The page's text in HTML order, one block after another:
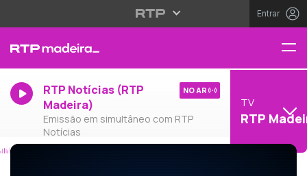
Entrar
RTP Notícias (RTP
Madeira)
Emissão em simultâneo com RTP
Notícias
NO AR
TV
RTP